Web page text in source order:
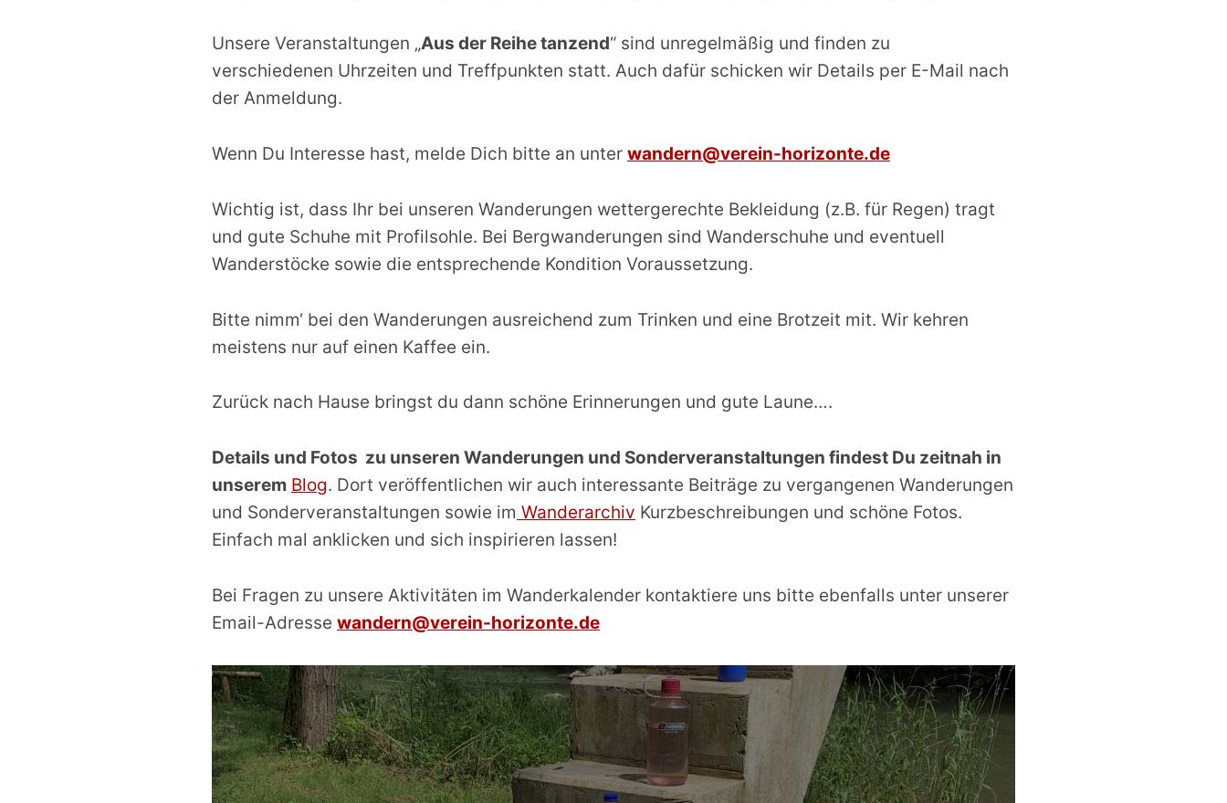
Unsere Veranstaltungen „Aus der Reihe tanzend“ sind unregelmäßig und finden zu
verschiedenen Uhrzeiten und Treffpunkten statt. Auch dafür schicken wir Details per E-Mail nach
der Anmeldung.
Wenn Du Interesse hast, melde Dich bitte an unter wandern@verein-horizonte.de
Wichtig ist, dass Ihr bei unseren Wanderungen wettergerechte Bekleidung (z.B. für Regen) tragt
und gute Schuhe mit Profilsohle. Bei Bergwanderungen sind Wanderschuhe und eventuell
Wanderstöcke sowie die entsprechende Kondition Voraussetzung.
Bitte nimm‘ bei den Wanderungen ausreichend zum Trinken und eine Brotzeit mit. Wir kehren
meistens nur auf einen Kaffee ein.
Zurück nach Hause bringst du dann schöne Erinnerungen und gute Laune….
Details und Fotos zu unseren Wanderungen und Sonderveranstaltungen findest Du zeitnah in
unserem Blog. Dort veröffentlichen wir auch interessante Beiträge zu vergangenen Wanderungen
und Sonderveranstaltungen sowie im Wanderarchiv Kurzbeschreibungen und schöne Fotos.
Einfach mal anklicken und sich inspirieren lassen!
Bei Fragen zu unsere Aktivitäten im Wanderkalender kontaktiere uns bitte ebenfalls unter unserer
Email-Adresse wandern@verein-horizonte.de